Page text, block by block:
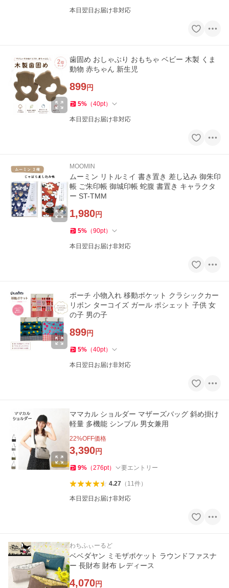
本日翌日お届け非対応
歯固め おしゃぶり おもちゃ ベビー 木製 くま
動物 赤ちゃん 新生児
899円
5% （40pt）
本日翌日お届け非対応
MOOMIN
ムーミン リトルミイ 書き置き 差し込み 御朱印
帳 ご朱印帳 御城印帳 蛇腹 書置き キャラクタ
ー ST-TMM
1,980円
5% （90pt）
本日翌日お届け非対応
ポーチ 小物入れ 移動ポケット クラシックカー
リボン ターコイズ ガール ポシェット 子供 女
の子 男の子
899円
5% （40pt）
本日翌日お届け非対応
ママカル ショルダー マザーズバッグ 斜め掛け
軽量 多機能 シンプル 男女兼用
22%OFF価格
3,390円
9% （276pt） 要エントリー
4.27（ 11件）
本日翌日お届け非対応
わちふぃーるど
ベベダヤン ミモザポケット ラウンドファスナ
ー 長財布 財布 レディース
4,070円